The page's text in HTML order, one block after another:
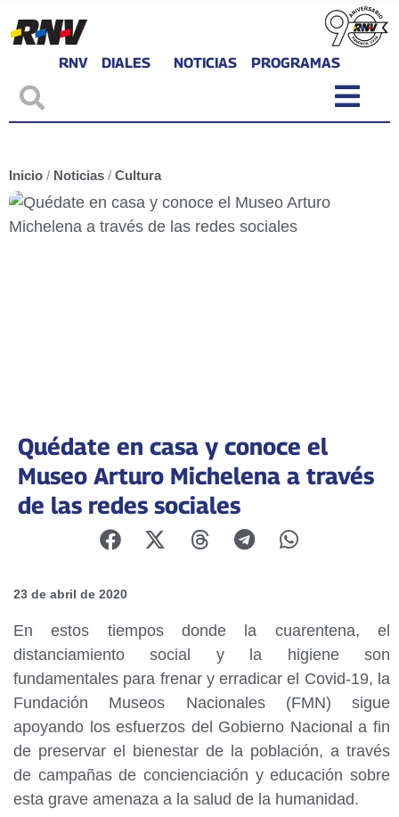
RNV DIALES NOTICIAS PROGRAMAS
Inicio / Noticias / Cultura
Quédate en casa y conoce el
Museo Arturo Michelena a través
de las redes sociales
23 de abril de 2020
En estos tiempos donde la cuarentena, el
distanciamiento social y la higiene son
fundamentales para frenar y erradicar el Covid-19, la
Fundación Museos Nacionales (FMN) sigue
apoyando los esfuerzos del Gobierno Nacional a fin
de preservar el bienestar de la población, a través
de campañas de concienciación y educación sobre
esta grave amenaza a la salud de la humanidad.